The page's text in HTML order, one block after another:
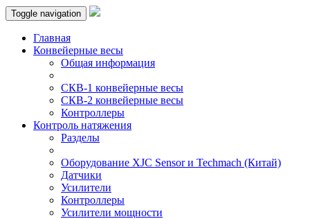
Toggle navigation
Главная
Конвейерные весы
Общая информация
СКВ-1 конвейерные весы
СКВ-2 конвейерные весы
Контроллеры
Контроль натяжения
Разделы
Оборудование XJC Sensor и Techmach (Китай)
Датчики
Усилители
Контроллеры
Усилители мощности